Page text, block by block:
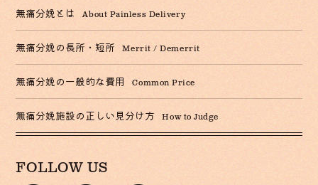
無痛分娩とは About Painless Delivery
無痛分娩の長所・短所 Merrit / Demerrit
無痛分娩の一般的な費用 Common Price
無痛分娩施設の正しい見分け方 How to Judge
FOLLOW US